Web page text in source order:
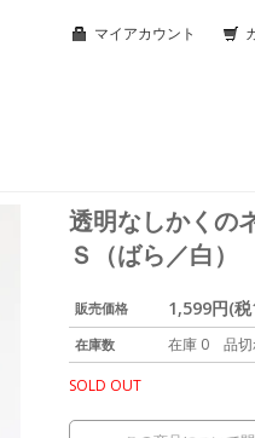
マイアカウント
透明なしかくの
Ｓ（ばら／白）
販売価格 1,599円(
在庫数
在庫 0 品切
SOLD OUT